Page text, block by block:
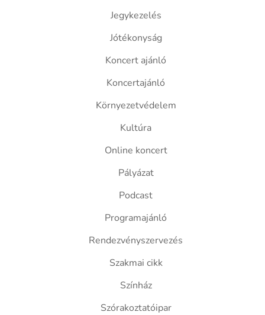
Jegykezelés
Jótékonyság
Koncert ajánló
Koncertajánló
Környezetvédelem
Kultúra
Online koncert
Pályázat
Podcast
Programajánló
Rendezvényszervezés
Szakmai cikk
Színház
Szórakoztatóipar